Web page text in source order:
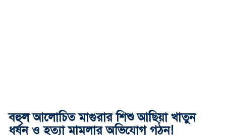
বহুল আলোচিত মাগুরার শিশু আছিয়া খাতুন
ধর্ষন ও হত্যা মামলার অভিযোগ গঠন!